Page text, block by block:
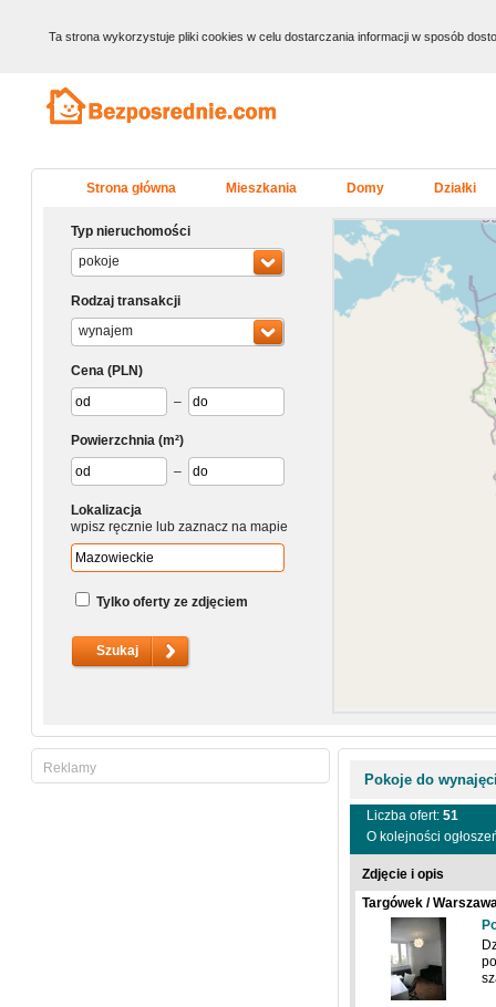
Ta strona wykorzystuje pliki cookies w celu dostarczania informacji w sposób
Strona główna Mieszkania Domy Działki
Typ nieruchomości
pokoje
Rodzaj transakcji
wynajem
Cena (PLN)
–
Powierzchnia (m²)
–
Lokalizacja
wpisz ręcznie lub zaznacz na mapie
Tylko oferty ze zdjęciem
Pokoje do
Liczba ofert: 51
O kolejności
Zdjęcie i opis
Targówek /
Reklamy